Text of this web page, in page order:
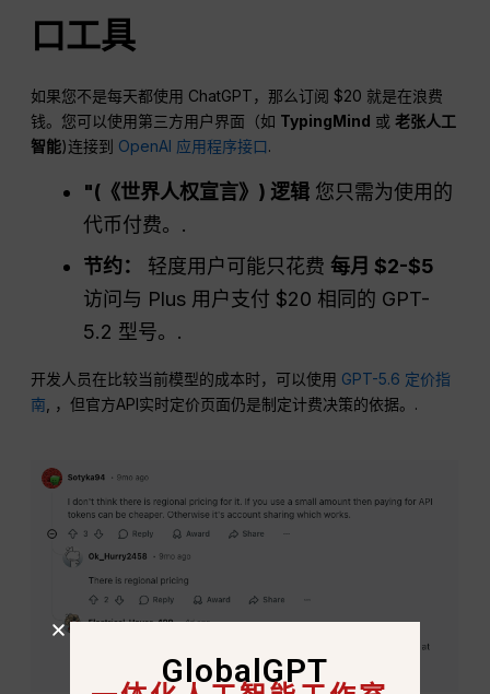
口工具
如果您不是每天都使用 ChatGPT，那么订阅 $20 就是在浪费
钱。您可以使用第三方用户界面（如 TypingMind 或老张人工
智能)连接到 OpenAI 应用程序接口.
"(《世界人权宣言》) 逻辑 您只需为使用的
代币付费。.
节约：
轻度用户可能只花费 每月 $2-$5
访问与 Plus 用户支付 $20 相同的 GPT-
5.2 型号。.
开发人员在比较当前模型的成本时，可以使用 GPT-5.6 定价指
南 , ，但官方API实时定价页面仍是制定计费决策的依据。.
GlobalGPT